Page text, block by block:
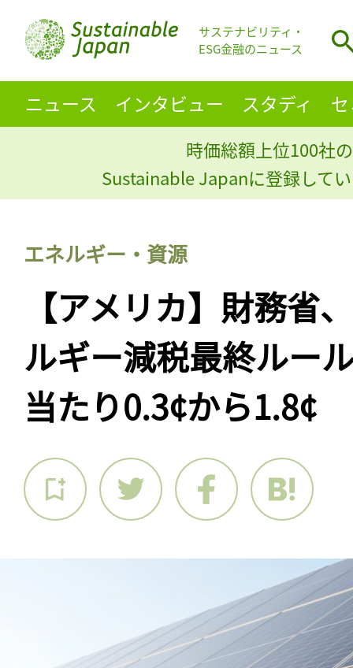
サステナビリティ・
ESG金融のニュース
ニュース インタビュー スタディ
時価総額上位100社
Sustainable Japanに登録して
エネルギー・資源
【アメリカ】財務省
ルギー減税最終ルー
当たり0.3¢から1.8¢